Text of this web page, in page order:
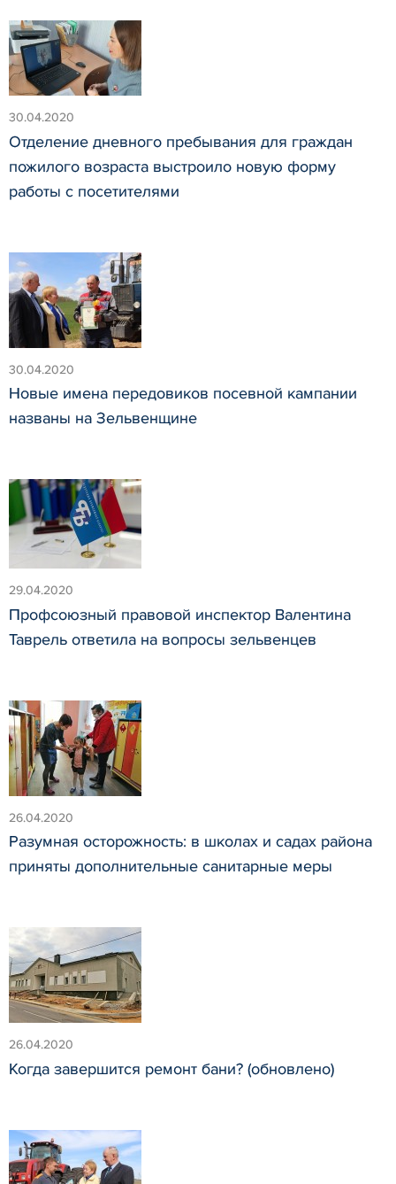
30.04.2020
Отделение дневного пребывания для граждан
пожилого возраста выстроило новую форму
работы с посетителями
30.04.2020
Новые имена передовиков посевной кампании
названы на Зельвенщине
29.04.2020
Профсоюзный правовой инспектор Валентина
Таврель ответила на вопросы зельвенцев
26.04.2020
Разумная осторожность: в школах и садах района
приняты дополнительные санитарные меры
26.04.2020
Когда завершится ремонт бани? (обновлено)